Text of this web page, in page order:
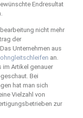
Endresultat
nicht mehr
der
Unternehmen aus
an.
Artikel genauer
Bei
hat man sich
Vielzahl von
zur